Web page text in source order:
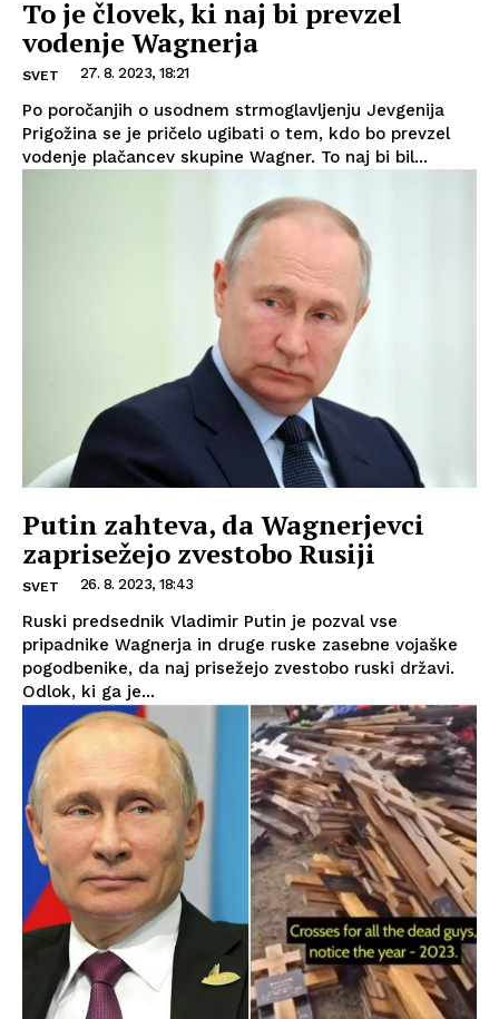
To je človek, ki naj bi prevzel
vodenje Wagnerja
SVET 27. 8. 2023, 18:21
Po poročanjih o usodnem strmoglavljenju Jevgenija
Prigožina se je pričelo ugibati o tem, kdo bo prevzel
vodenje plačancev skupine Wagner. To naj bi bil...
Putin zahteva, da Wagnerjevci
zaprisežejo zvestobo Rusiji
SVET 26. 8. 2023, 18:43
Ruski predsednik Vladimir Putin je pozval vse
pripadnike Wagnerja in druge ruske zasebne vojaške
pogodbenike, da naj prisežejo zvestobo ruski državi.
Odlok, ki ga je...